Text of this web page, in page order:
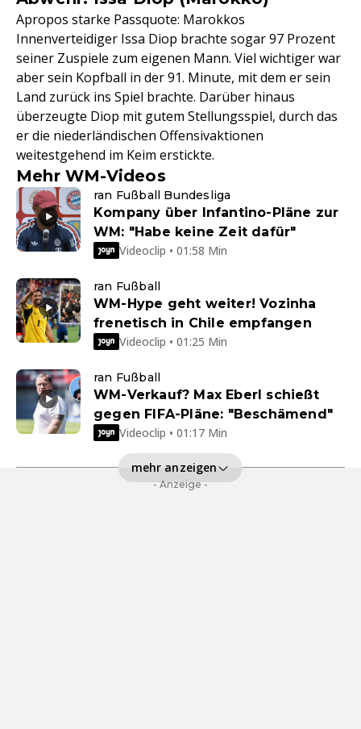
Apropos starke Passquote: Marokkos
Innenverteidiger Issa Diop brachte sogar 97 Prozent
seiner Zuspiele zum eigenen Mann. Viel wichtiger war
aber sein Kopfball in der 91. Minute, mit dem er sein
Land zurück ins Spiel brachte. Darüber hinaus
überzeugte Diop mit gutem Stellungsspiel, durch das
er die niederländischen Offensivaktionen
weitestgehend im Keim erstickte.
Mehr WM-Videos
ran Fußball Bundesliga
Kompany über Infantino-Pläne zur
WM: "Habe keine Zeit dafür"
Videoclip • 01:58 Min
ran Fußball
WM-Hype geht weiter! Vozinha
frenetisch in Chile empfangen
Videoclip • 01:25 Min
ran Fußball
WM-Verkauf? Max Eberl schießt
gegen FIFA-Pläne: "Beschämend"
Videoclip • 01:17 Min
mehr anzeigen
- Anzeige -